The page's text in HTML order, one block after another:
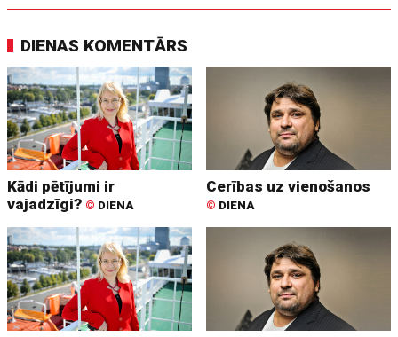
DIENAS KOMENTĀRS
Kādi pētījumi ir
vajadzīgi? © DIENA
Cerības uz vienošanos
© DIENA